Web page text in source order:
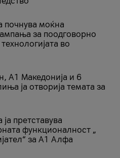
почнува моќна
за поодговорно
во
A1 Македонија и 6
ја отворија темата за
претставува
функционалност „
за А1 Алфа